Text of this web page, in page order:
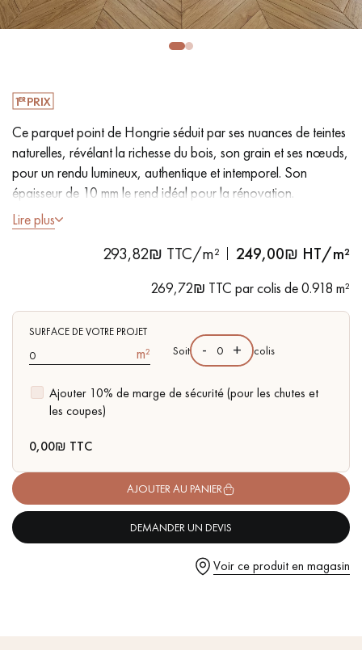
ACCESSOIRES PARQUET
D'INTÉRIEUR
Nos experts sont à votre disposition pour vous guider pas à
pas dans le choix et la pose de votre parquet.
Un expert Décoplus Parquets vous appelle
Demandez un rendez-vous personnalisé
Ce parquet point de Hongrie séduit par ses nuances de teintes
naturelles, révélant la richesse du bois, son grain et ses nœuds,
pour un rendu lumineux, authentique et intemporel. Son
épaisseur de 10 mm le rend idéal pour la rénovation.
- Lames Largeur 9 cm
- Épaisseur 10 mm dont 3 mm de bois noble
- Brossé, Chanfreins travaillés et arrondis des 4 côtés
- Choix Authentic - nœuds, gerces, fissures colmatées, aubiers
Lire plus
293,82₪ TTC/m² 249,00₪ HT/m²
269,72₪ TTC par colis de 0.918 m²
SURFACE DE VOTRE PROJET
m²
Ajouter 10% de marge de sécurité (pour les chutes et
les coupes)
Soit - + colis
0,00₪ TTC
AJOUTER AU PANIER
DEMANDER UN DEVIS
Voir ce produit en magasin